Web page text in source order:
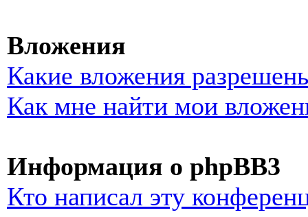
Вложения
Какие вложения
Как мне найти мои
Информация о phpBB3
Кто написал эту